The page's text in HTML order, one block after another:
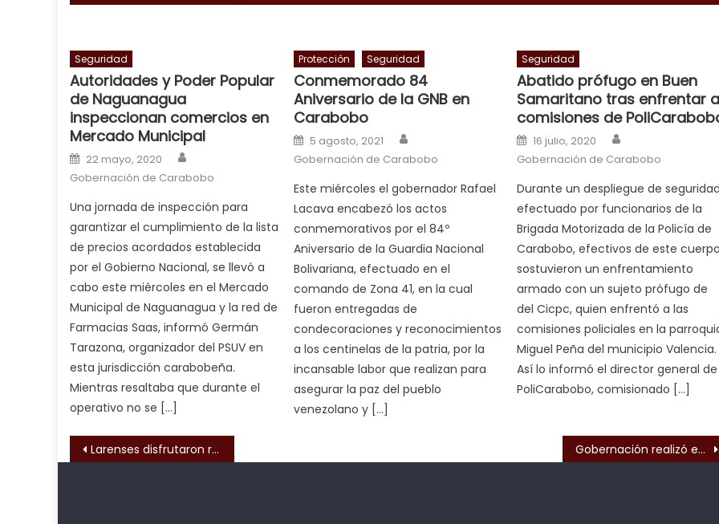
a
cuckold,
nice
milf
in
squirting,
आपक
न
भ
क
च
त
क
लग
पस
द,
sexy
Seguridad
Autoridades y Poder Popular
de Naguanagua
inspeccionan comercios en
Mercado Municipal
Posted on
22 mayo, 2020
Gobernación de Carabobo
Una jornada de inspección para
garantizar el cumplimiento de la lista
de precios acordados establecida
por el Gobierno Nacional, se llevó a
cabo este miércoles en el Mercado
Municipal de Naguanagua y la red de
Farmacias Saas, informó Germán
Tarazona, organizador del PSUV en
esta jurisdicción carabobeña.
Mientras resaltaba que durante el
operativo no se […]
Protección Seguridad
Conmemorado 84
Aniversario de la GNB en
Carabobo
Posted on
5 agosto, 2021
Gobernación de Carabobo
Este miércoles el gobernador Rafael
Lacava encabezó los actos
conmemorativos por el 84º
Aniversario de la Guardia Nacional
Bolivariana, efectuado en el
comando de Zona 41, en la cual
fueron entregadas de
condecoraciones y reconocimientos
a los centinelas de la patria, por la
incansable labor que realizan para
asegurar la paz del pueblo
venezolano y […]
Seguridad
Abatido prófugo en Buen
Samaritano tras enfrentar
comisiones de
Posted on
16 julio, 2020
Gobernación de Carabobo
Durante un despliegue de
efectuado por funcionarios de la
Brigada Motorizada de la Policía de
Carabobo, efectivos de este
sostuvieron un enfrentamiento
armado con un sujeto prófugo de
del Cicpc, quien enfrentó a las
comisiones policiales en la
Miguel Peña del municipio Valencia.
Así lo informó el director general de
PoliCarabobo, comisionado […]
Navegación de entradas
Larenses disfrutaron ruta “Honores de Gloria” del plan de “Turismo Social Bicentenario 200” Gobernación realizó expo venta de fertilizantes e insumos para productores del eje occidental